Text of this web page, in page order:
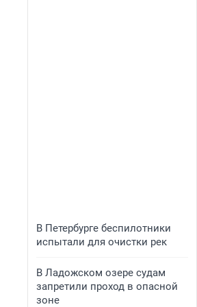
В Петербурге беспилотники
испытали для очистки рек
В Ладожском озере судам
запретили проход в опасной
зоне